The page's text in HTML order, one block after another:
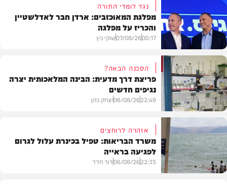
פוליטי
נגד לומדי התורה
מפלגת המאוכזבים: ארדן חבר לאדלשטיין
והכריז על מפלגה
00:17
07/08/26שוקי כץ
בריאות
הסכנה הבאה?
פריצת דרך מדעית: הבינה המלאכותית יצרה
נגיפים חדשים
22:49
06/08/26יצחק כהן
אזהרה לרוחצים
משרד הבריאות: טפיל בכינרת עלול לגרום
לפגיעה בראייה
22:35
06/08/26דוד חדד